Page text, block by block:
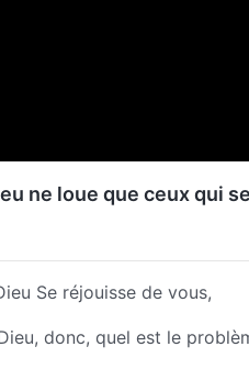
ne loue que ceux qui
Se réjouisse de vous,
donc, quel est le